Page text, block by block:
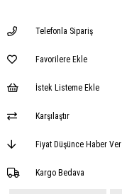
Telefonla Sipariş
Favorilere Ekle
İstek Listeme Ekle
Karşılaştır
Fiyat Düşünce Haber Ver
Kargo Bedava